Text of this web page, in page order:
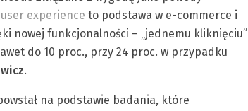
user experience to podstawa w e-commerce i
nowej funkcjonalności – „jednemu kliknięciu”
do 10 proc., przy 24 proc. w przypadku
.
na podstawie badania, które